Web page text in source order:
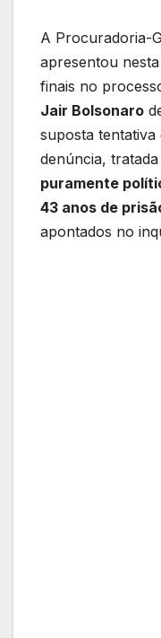
A Procuradoria-
apresentou
finais no
Jair Bolsonaro
suposta tentativa
denúncia,
puramente
43 anos de
apontados no